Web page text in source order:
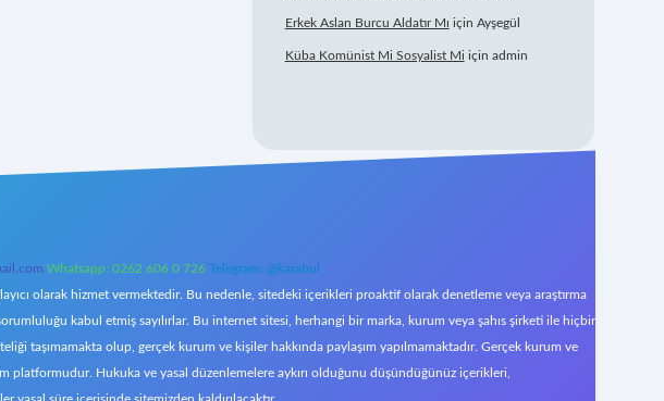
Erkek Aslan Burcu Aldatır Mı için Ayşegül
Küba Komünist Mi Sosyalist Mi için admin
Whatsapp: 0262 606 0 726 Telegram: @karabul
olarak hizmet vermektedir. Bu nedenle, sitedeki içerikleri proaktif olarak denetleme veya araştırma
kabul etmiş sayılırlar. Bu internet sitesi, herhangi bir marka, kurum veya şahıs şirketi ile hiçbir
taşımamakta olup, gerçek kurum ve kişiler hakkında paylaşım yapılmamaktadır. Gerçek kurum ve
platformudur. Hukuka ve yasal düzenlemelere aykırı olduğunu düşündüğünüz içerikleri,